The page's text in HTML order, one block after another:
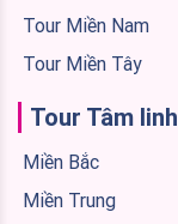
Tour Miền Nam
Tour Miền Tây
Tour Tâm linh
Miền Bắc
Miền Trung